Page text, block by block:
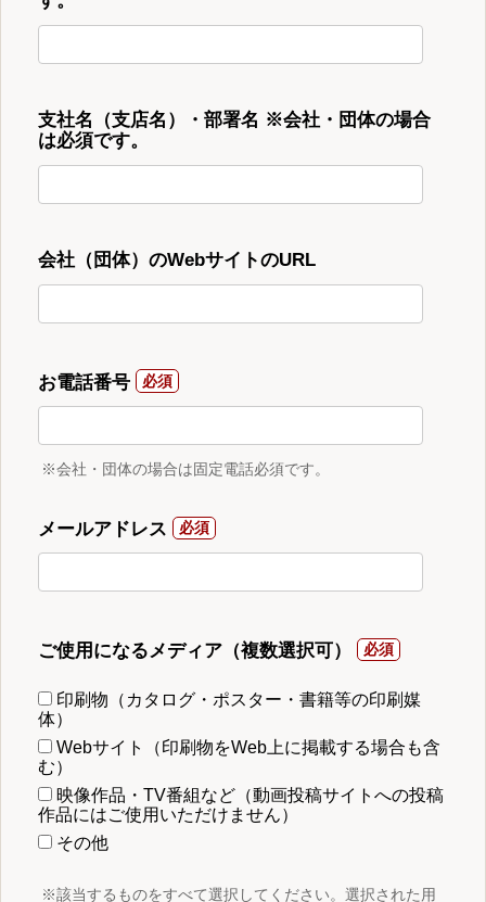
支社名（支店名）・部署名 ※会社・団体の場合
は必須です。
会社（団体）のWebサイトのURL
お電話番号
※会社・団体の場合は固定電話必須です。
メールアドレス
ご使用になるメディア（複数選択可）
印刷物（カタログ・ポスター・書籍等の印刷媒
体）
Webサイト（印刷物をWeb上に掲載する場合も含
む）
映像作品・TV番組など（動画投稿サイトへの投稿
作品にはご使用いただけません）
その他
※該当するものをすべて選択してください。選択された用